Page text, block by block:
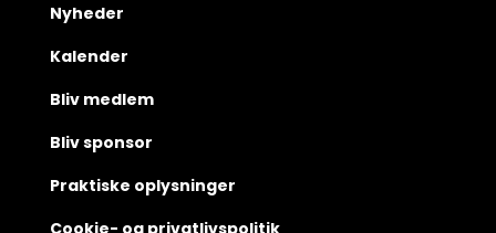
Nyheder
Kalender
Bliv medlem
Bliv sponsor
Praktiske oplysninger
Cookie- og privatlivspolitik